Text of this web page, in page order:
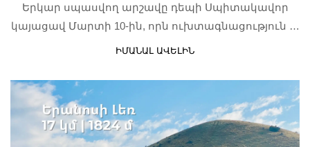
Երկար սպասվող արշավը դեպի Սպիտակավոր
կայացավ Մարտի 10-ին, որն ուխտագնացություն …
ԻՄԱՆԱԼ ԱՎԵԼԻՆ